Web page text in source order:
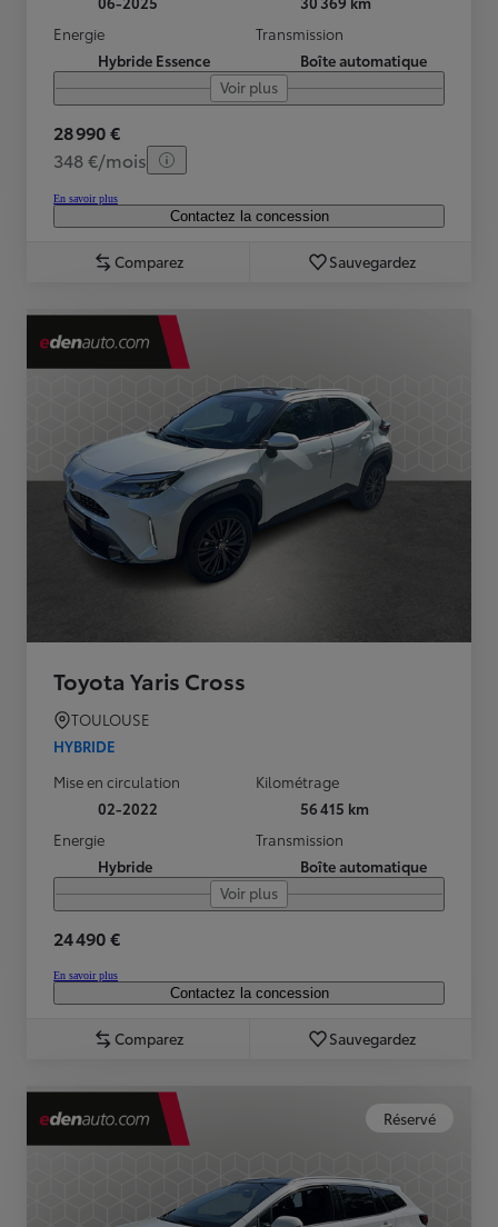
Energie
Hybride Essence
Transmission
Boîte automatique
Voir plus
28 990 €
348 €/mois
En savoir plus
Contactez la concession
Comparez Sauvegardez
Toyota Yaris Cross
TOULOUSE
HYBRIDE
Mise en circulation
02-2022
Kilométrage
56 415 km
Energie
Hybride
Transmission
Boîte automatique
Voir plus
24 490 €
En savoir plus
Contactez la concession
Comparez Sauvegardez
Réservé